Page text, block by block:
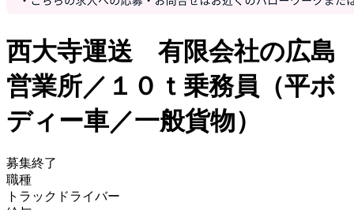
西大寺運送 有限会社の広島
営業所／１０ｔ乗務員（平ボ
ディー車／一般貨物）
募集終了
職種
トラックドライバー